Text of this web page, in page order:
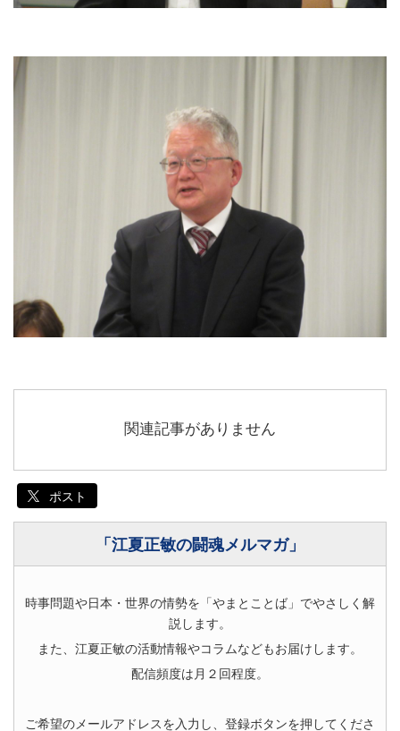
関連記事がありません
ポスト
「江夏正敏の闘魂メルマガ」
時事問題や日本・世界の情勢を「やまとことば」でやさしく解
説します。
また、江夏正敏の活動情報やコラムなどもお届けします。
配信頻度は月２回程度。
ご希望のメールアドレスを入力し、登録ボタンを押してくださ